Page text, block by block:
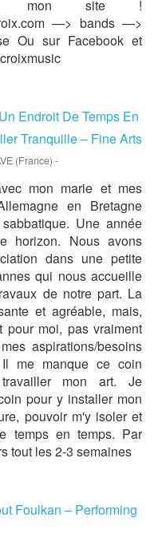
mon site !
—> bands —>
Ou sur Facebook et
Endroit De Temps En
Tranquille – Fine Arts
(France) -
mon marie et mes
en Bretagne
Une année
horizon. Nous avons
dans une petite
qui nous accueille
de notre part. La
et agréable, mais,
pour moi, pas vraiment
aspirations/besoins
me manque ce coin
mon art. Je
pour y installer mon
pouvoir m'y isoler et
temps en temps. Par
tout les 2-3 semaines
Foulkan – Performing